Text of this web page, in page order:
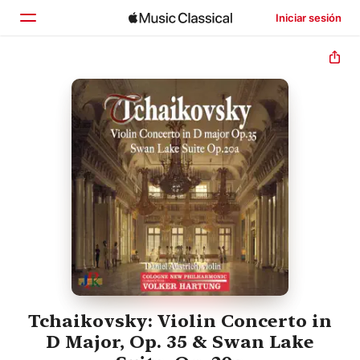
Iniciar sesión
Inicio
Explorar
Buscar
Tchaikovsky: Violin Concerto in
D Major, Op. 35 & Swan Lake